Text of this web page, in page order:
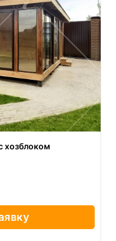
хозблоком